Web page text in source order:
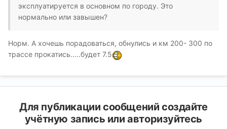
эксплуатируется в основном по городу. Это
нормально или завышен?
Норм. А хочешь порадоваться, обнулись и км 200- 300 по
трассе прокатись.....будет 7.5
Для публикации сообщений создайте
учётную запись или авторизуйтесь